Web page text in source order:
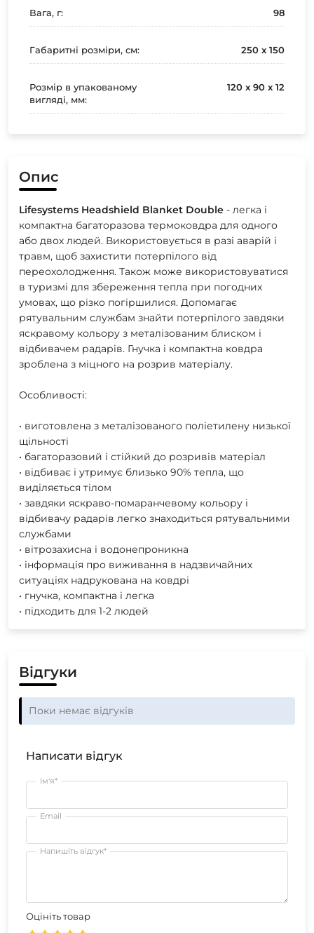
Вага, г: 98
Габаритні розміри, см: 250 x 150
Розмір в упакованому
вигляді, мм:
120 x 90 x 12
Опис
Lifesystems Headshield Blanket Double - легка і
компактна багаторазова термоковдра для одного
або двох людей. Використовується в разі аварій і
травм, щоб захистити потерпілого від
переохолодження. Також може використовуватися
в туризмі для збереження тепла при погодних
умовах, що різко погіршилися. Допомагає
рятувальним службам знайти потерпілого завдяки
яскравому кольору з металізованим блиском і
відбивачем радарів. Гнучка і компактна ковдра
зроблена з міцного на розрив матеріалу.
Особливості:
• виготовлена з металізованого поліетилену низької
щільності
• багаторазовий і стійкий до розривів матеріал
• відбиває і утримує близько 90% тепла, що
виділяється тілом
• завдяки яскраво-помаранчевому кольору і
відбивачу радарів легко знаходиться рятувальними
службами
• вітрозахисна і водонепроникна
• інформація про виживання в надзвичайних
ситуаціях надрукована на ковдрі
• гнучка, компактна і легка
• підходить для 1-2 людей
Відгуки
Поки немає відгуків
Написати відгук
Ім'я*
Email
Напишіть відгук*
Оцініть товар